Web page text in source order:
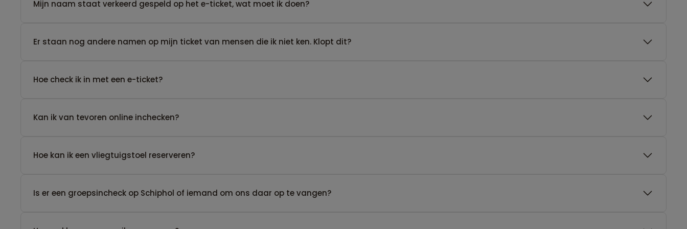
Mijn naam staat verkeerd gespeld op het e-ticket, wat moet ik doen?
Er staan nog andere namen op mijn ticket van mensen die ik niet ken. Klopt dit?
Hoe check ik in met een e-ticket?
Kan ik van tevoren online inchecken?
Hoe kan ik een vliegtuigstoel reserveren?
Is er een groepsincheck op Schiphol of iemand om ons daar op te vangen?